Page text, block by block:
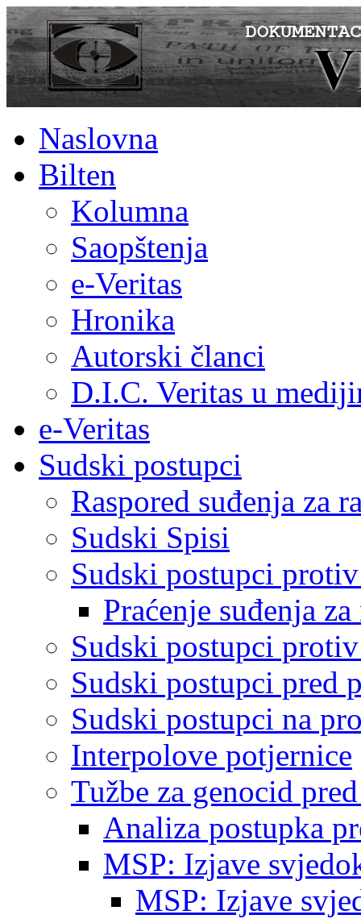
Naslovna
Bilten
Kolumna
Saopštenja
e-Veritas
Hronika
Autorski članci
D.I.C. Veritas u
e-Veritas
Sudski postupci
Raspored suđenja za
Sudski Spisi
Sudski postupci
Praćenje suđenja
Sudski postupci
Sudski postupci pred
Sudski postupci na
Interpolove potjernice
Tužbe za genocid
Analiza postupka
MSP: Izjave
MSP: Izjave